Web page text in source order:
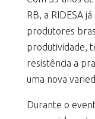
RB, a RIDESA
produtores
produtividade,
resistência a
uma nova
Durante o